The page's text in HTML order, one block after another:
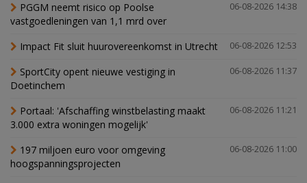
06-08-2026 14:38
PGGM neemt risico op Poolse
vastgoedleningen van 1,1 mrd over
06-08-2026 12:53
Impact Fit sluit huurovereenkomst in Utrecht
06-08-2026 11:37
SportCity opent nieuwe vestiging in
Doetinchem
06-08-2026 11:21
Portaal: 'Afschaffing winstbelasting maakt
3.000 extra woningen mogelijk'
06-08-2026 11:00
197 miljoen euro voor omgeving
hoogspanningsprojecten